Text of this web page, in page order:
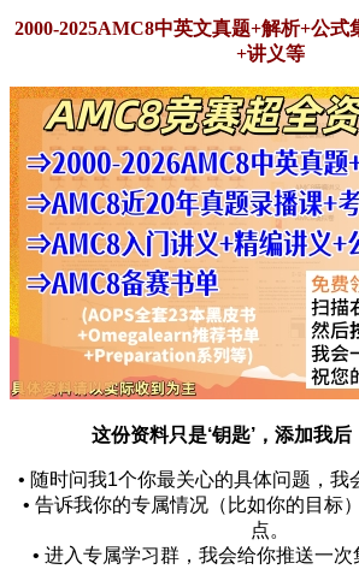
2000-2025AMC8中英文真题+解析+公式
+讲义等
这份资料只是‘钥匙’，添加我后
• 随时问我1个你最关心的具体问题，我
• 告诉我你的专属情况（比如你的目标
点。
• 进入专属学习群，我会给你推送一次